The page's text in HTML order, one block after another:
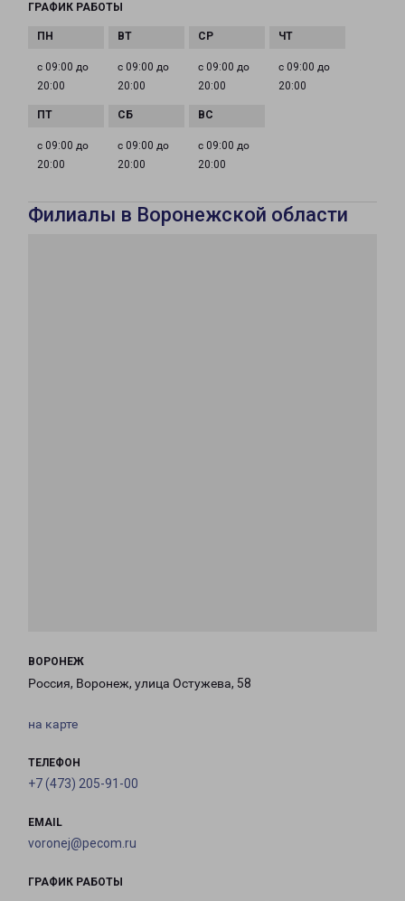
ГРАФИК РАБОТЫ
с 09:00 до
20:00
с 09:00 до
20:00
с 09:00 до
20:00
с 09:00 до
20:00
с 09:00 до
20:00
с 09:00 до
20:00
с 09:00 до
20:00
Филиалы в Воронежской области
ВОРОНЕЖ
Россия, Воронеж, улица Остужева, 58
на карте
ТЕЛЕФОН
+7 (473) 205-91-00
EMAIL
voronej@pecom.ru
ГРАФИК РАБОТЫ